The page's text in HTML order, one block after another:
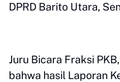
DPRD Barito Utara,
Juru Bicara Fraksi
bahwa hasil Laporan